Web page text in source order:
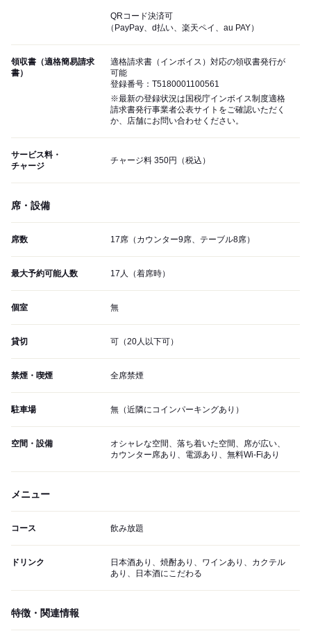
QRコード決済可
（PayPay、d払い、楽天ペイ、au PAY）
領収書（適格簡易請求
書）
適格請求書（インボイス）対応の領収書発行が
可能
登録番号：T5180001100561
※最新の登録状況は国税庁インボイス制度適格
請求書発行事業者公表サイトをご確認いただく
か、店舗にお問い合わせください。
サービス料・
チャージ
チャージ料 350円（税込）
席・設備
席数 17席（カウンター9席、テーブル8席）
最大予約可能人数 17人（着席時）
個室 無
貸切 可（20人以下可）
禁煙・喫煙 全席禁煙
駐車場 無（近隣にコインパーキングあり）
空間・設備
オシャレな空間、落ち着いた空間、席が広い、
カウンター席あり、電源あり、無料Wi-Fiあり
メニュー
コース 飲み放題
ドリンク
日本酒あり、焼酎あり、ワインあり、カクテル
あり、日本酒にこだわる
特徴・関連情報